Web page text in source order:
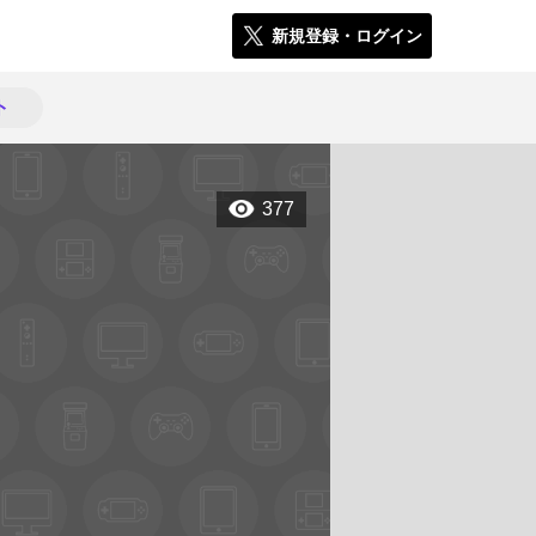
新規登録・ログイン
377